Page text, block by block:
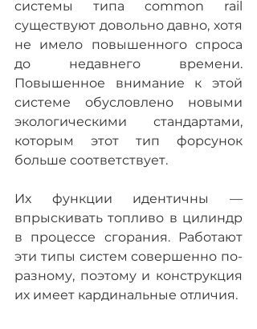
системы типа common rail
существуют довольно давно, хотя
не имело повышенного спроса
до недавнего времени.
Повышенное внимание к этой
системе обусловлено новыми
экологическими стандартами,
которым этот тип форсунок
больше соответствует.
Их функции идентичны —
впрыскивать топливо в цилиндр
в процессе сгорания. Работают
эти типы систем совершенно по-
разному, поэтому и конструкция
их имеет кардинальные отличия.